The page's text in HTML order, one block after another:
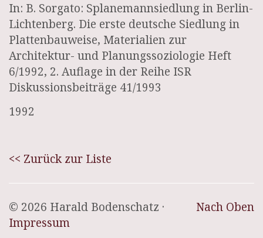
In: B. Sorgato: Splanemannsiedlung in Berlin-
Lichtenberg. Die erste deutsche Siedlung in
Plattenbauweise, Materialien zur
Architektur- und Planungssoziologie Heft
6/1992, 2. Auflage in der Reihe ISR
Diskussionsbeiträge 41/1993
1992
<< Zurück zur Liste
Nach Oben
© 2026 Harald Bodenschatz ·
Impressum